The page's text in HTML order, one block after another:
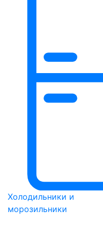
Холодильники и
морозильники